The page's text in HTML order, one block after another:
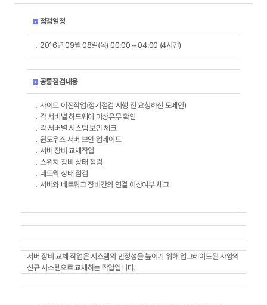
점검일정
2016년 09월 08일(목) 00:00 ~ 04:00 (4시간)
공통점검내용
사이트 이전작업(정기점검 시행 전 요청하신 도메인)
각 서버별 하드웨어 이상유무 확인
각 서버별 시스템 보안 체크
윈도우즈 서버 보안 업데이트
서버 장비 교체작업
스위치 장비 상태 점검
네트웍 상태 점검
서버와 네트워크 장비간의 연결 이상여부 체크
서버 장비 교체 작업은 시스템의 안정성을 높이기 위해 업그레이드된 사양의
신규 시스템으로 교체하는 작업입니다.